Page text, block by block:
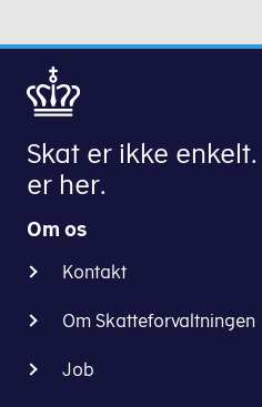
Skat er ikke
er her.
Om os
Kontakt
Om Skatteforvaltningen
Job